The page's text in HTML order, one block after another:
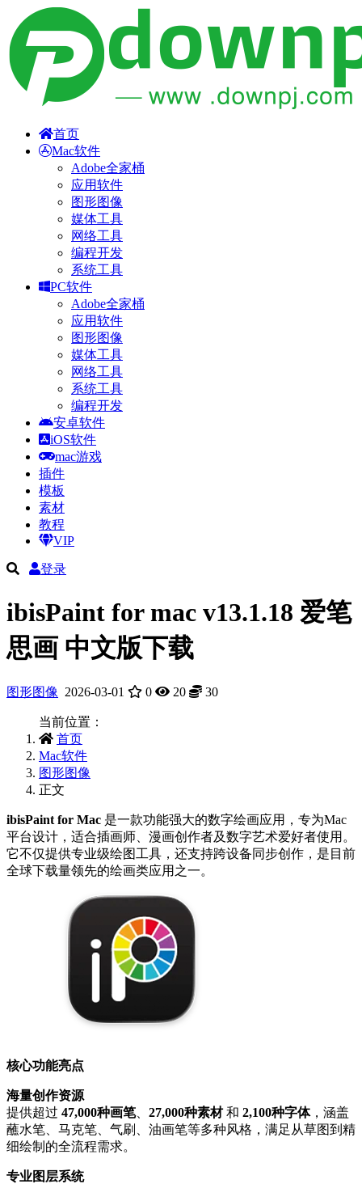
首页
Mac软件
Adobe全家桶
应用软件
图形图像
媒体工具
网络工具
编程开发
系统工具
PC软件
Adobe全家桶
应用软件
图形图像
媒体工具
网络工具
系统工具
编程开发
安卓软件
iOS软件
mac游戏
插件
模板
素材
教程
VIP
登录
ibisPaint for mac v13.1.18 爱笔
思画 中文版下载
图形图像 2026-03-01 0 20 30
当前位置：
首页
Mac软件
图形图像
正文
ibisPaint for Mac ‌ 是一款功能强大的数字绘画应用，专为Mac
平台设计，适合插画师、漫画创作者及数字艺术爱好者使用。
它不仅提供专业级绘图工具，还支持跨设备同步创作，是目前
全球下载量领先的绘画类应用之一。
核心功能亮点
海量创作资源
提供超过 ‌ 47,000种画笔‌、‌ 27,000种素材‌ 和 ‌ 2,100种字体‌，涵盖
蘸水笔、马克笔、气刷、油画笔等多种风格，满足从草图到精
细绘制的全流程需求。
专业图层系统